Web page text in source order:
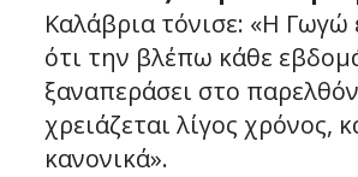
Καλάβρια τόνισε: «Η Γωγώ
ότι την βλέπω κάθε
ξαναπεράσει στο
χρειάζεται λίγος χρόνος,
κανονικά».